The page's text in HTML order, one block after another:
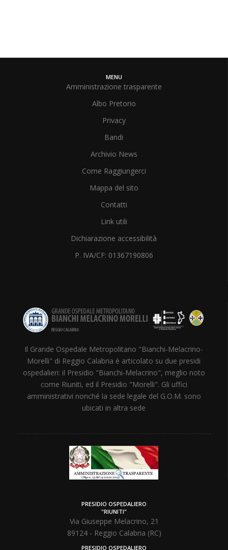
MENU
Amministrazione trasparente
Albo Pretorio
Privacy
Bandi
Archivio News
Come Raggiungerci
Mappa del sito
Contatti
Link utili
Dichiarazione accessibilità
P. IVA/CF: 01367190806
Il Grande Ospedale Metropolitano "Bianchi-Melacrino-
Morelli" di Reggio Calabria è articolato su due presidi
ospedalieri: il Presidio "Bianchi-Melacrino", meglio noto
come Riuniti, ed il Presidio "Morelli". Gli uffici
amministrativi nonché la sede legale del G.O.M. sono
ubicati in altra sede
PRESIDIO OSPEDALIERO
"RIUNITI"
Via Giuseppe Melacrino, 21
89124 - Reggio Calabria (RC)
PRESIDIO OSPEDALIERO